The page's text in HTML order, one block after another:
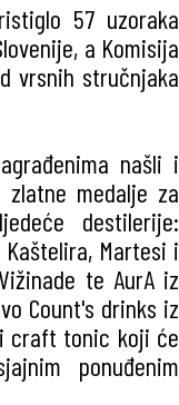
57 uzoraka
a Komisija
vrsnih stručnjaka
našli i
medalje za
destilerije:
Martesi i
te AurA iz
Count's drinks iz
craft tonic koji će
ponuđenim